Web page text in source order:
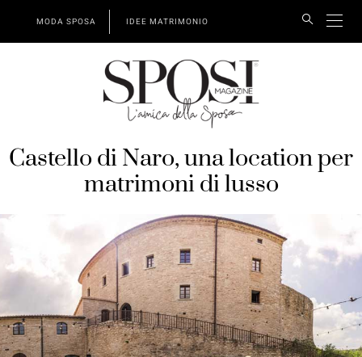
MODA SPOSA IDEE MATRIMONIO
Castello di Naro, una location per
matrimoni di lusso